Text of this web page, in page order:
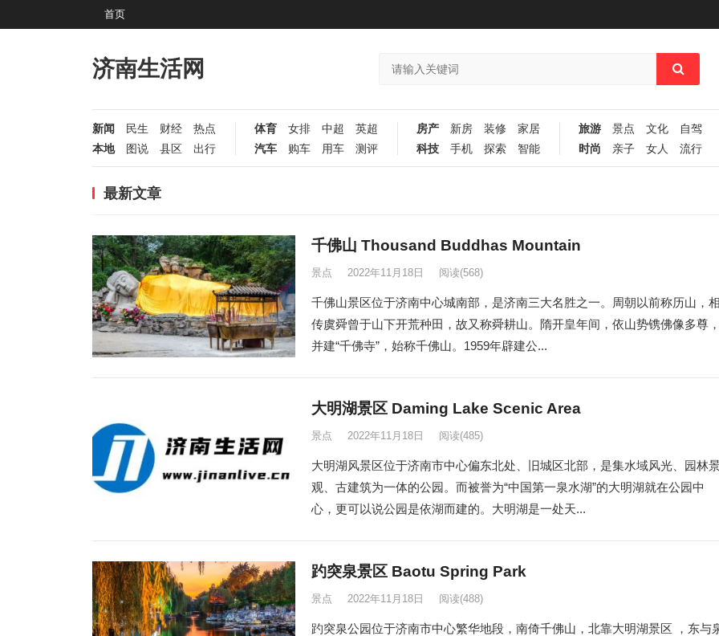
首页
济南生活网
新闻 民生 财经
热点
本地
图说 县区 出行
体育 女排 中超
英超
汽车
购车 用车 测评
房产 新房 装修
家居
科技
手机 探索 智能
旅游 景点 文化
自驾
时尚
亲子 女人 流行
最新文章
千佛山 Thousand Buddhas Mountain
景点 2022年11月18日 阅读(568)
千佛山景区位于济南中心城南部，是济南三大名胜之一。周朝以前称历山，
传虞舜曾于山下开荒种田，故又称舜耕山。隋开皇年间，依山势镌佛像多尊
并建“千佛寺”，始称千佛山。1959年辟建公...
大明湖景区 Daming Lake Scenic Area
景点 2022年11月18日 阅读(485)
大明湖风景区位于济南市中心偏东北处、旧城区北部，是集水域风光、园林
观、古建筑为一体的公园。而被誉为“中国第一泉水湖”的大明湖就在公园中
心，更可以说公园是依湖而建的。大明湖是一处天...
趵突泉景区 Baotu Spring Park
景点 2022年11月18日 阅读(488)
趵突泉公园位于济南市中心繁华地段，南倚千佛山，北靠大明湖景区 ，东与